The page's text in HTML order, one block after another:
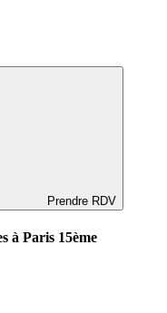
Prendre RDV
à Paris 15ème